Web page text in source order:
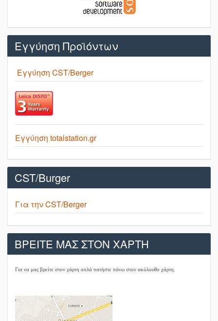
Εγγύηση Προϊόντων
Εγγύηση CST/Berger
Εγγύηση totalstation.gr
CST/Burger
Για την CST/Berger
ΒΡΕΙΤΕ ΜΑΣ ΣΤΟΝ ΧΑΡΤΗ
Για να μας βρείτε στον χάρτη απλά πατήστε πάνω στον ακόλουθο χάρτη.